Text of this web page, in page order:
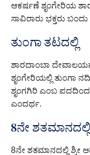
ಆಕರ್ಷಣೆ ಶೃಂಗೇರಿಯ
ಸಾವಿರಾರು ಭಕ್ತರು ಬಂದು
ತುಂಗಾ ತಟದಲ್ಲಿ
ಶಾರದಾಂಬಾ
ಶೃಂಗೇರಿಯಲ್ಲಿ ತುಂಗಾ
ಶೃಂಗಗಿರಿ ಎಂಬ
ಎಂದರ್ಥ.
8ನೇ
8ನೇ ಶತಮಾನದಲ್ಲಿ ಶ್ರೀ